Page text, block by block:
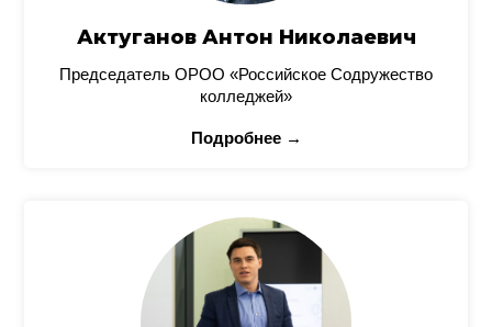
Актуганов Антон Николаевич
Председатель ОРОО «Российское Содружество
колледжей»
Подробнее →